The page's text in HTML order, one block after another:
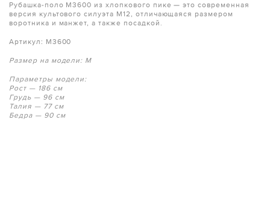
Рубашка-поло M3600 из хлопкового пике — это современная
версия культового силуэта M12, отличающаяся размером
воротника и манжет, а также посадкой.
Артикул: M3600
Размер на модели: M
Параметры модели:
Рост — 186 см
Грудь — 96 см
Талия — 77 см
Бедра — 90 см